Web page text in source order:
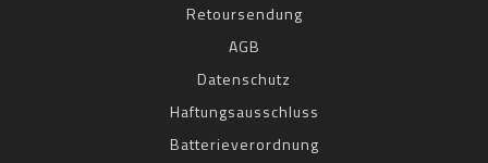
Retoursendung
AGB
Datenschutz
Haftungsausschluss
Batterieverordnung